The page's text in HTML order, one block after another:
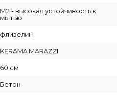
М2 - высокая устойчивость к
мытью
флизелин
KERAMA MARAZZI
60 см
Бетон